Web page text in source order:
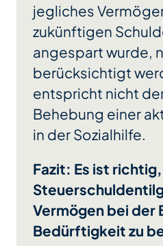
jegliches
zukünftigen
angespart wurde,
berücksichtigt
entspricht nicht
Behebung einer
in der Sozialhilfe.
Fazit: Es ist
Vermögen bei der
Bedürftigkeit zu